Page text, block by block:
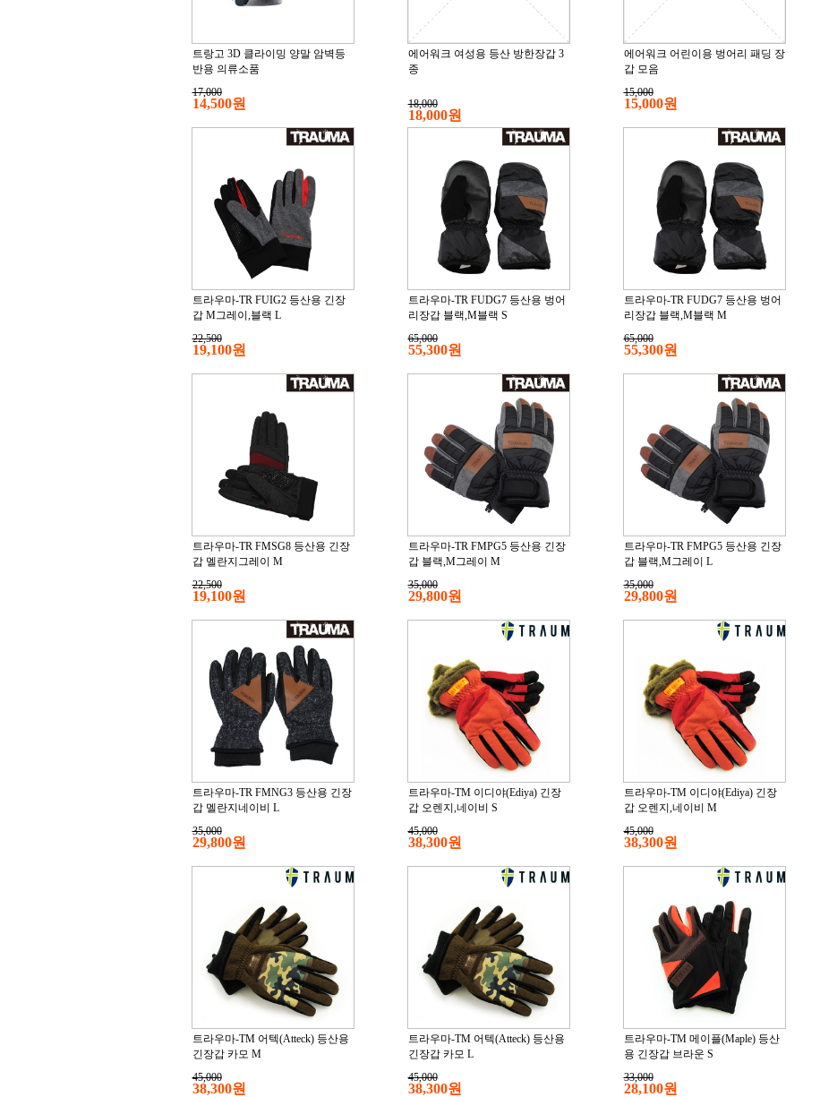
트랑고 3D 클라이밍 양말 암벽등
반용 의류소품
17,000
14,500원
에어워크 여성용 등산 방한장갑 3
종
18,000
18,000원
에어워크 어린이용 벙어리 패딩 장
갑 모음
15,000
15,000원
트라우마-TR FUIG2 등산용 긴장
갑 M그레이,블랙 L
22,500
19,100원
트라우마-TR FUDG7 등산용 벙어
리장갑 블랙,M블랙 S
65,000
55,300원
트라우마-TR FUDG7 등산용 벙어
리장갑 블랙,M블랙 M
65,000
55,300원
트라우마-TR FMSG8 등산용 긴장
갑 멜란지그레이 M
22,500
19,100원
트라우마-TR FMPG5 등산용 긴장
갑 블랙,M그레이 M
35,000
29,800원
트라우마-TR FMPG5 등산용 긴장
갑 블랙,M그레이 L
35,000
29,800원
트라우마-TR FMNG3 등산용 긴장
갑 멜란지네이비 L
35,000
29,800원
트라우마-TM 이디야(Ediya) 긴장
갑 오렌지,네이비 S
45,000
38,300원
트라우마-TM 이디야(Ediya) 긴장
갑 오렌지,네이비 M
45,000
38,300원
트라우마-TM 어텍(Atteck) 등산용
긴장갑 카모 M
45,000
38,300원
트라우마-TM 어텍(Atteck) 등산용
긴장갑 카모 L
45,000
38,300원
트라우마-TM 메이플(Maple) 등산
용 긴장갑 브라운 S
33,000
28,100원